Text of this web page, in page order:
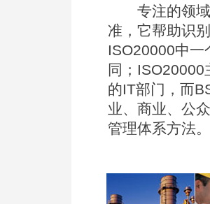
专注的领域
准，它帮助识
ISO20000中一
同；
的IT部门，而
业、商业、公
管理体系方法